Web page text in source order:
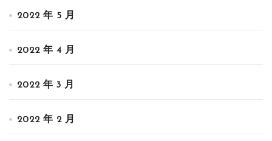
2022 年 5 月
2022 年 4 月
2022 年 3 月
2022 年 2 月